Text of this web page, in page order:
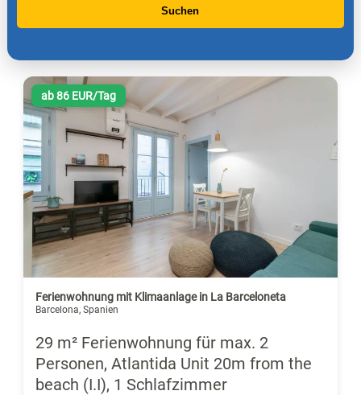
Suchen
ab 86 EUR/Tag
Ferienwohnung mit Klimaanlage in La Barceloneta
Barcelona, Spanien
29 m² Ferienwohnung für max. 2
Personen, Atlantida Unit 20m from the
beach (I.I), 1 Schlafzimmer